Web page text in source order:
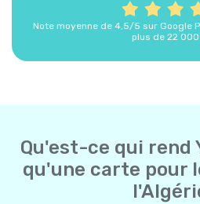
Note moyenne de 4,5/5 sur Google
plus de 22
Qu'est-ce qui rend
qu'une carte pour